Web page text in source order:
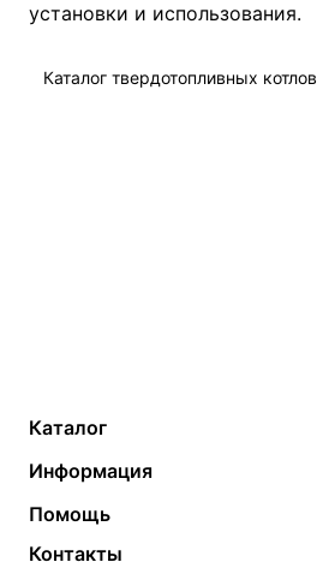
установки и использования.
Каталог твердотопливных котлов
Каталог
Твердотопливные котлы
Электрические котлы
Банные печи
Теплый пол
Радиаторы
Насосы
Информация
Контакты
Статьи
Помощь
Контакты